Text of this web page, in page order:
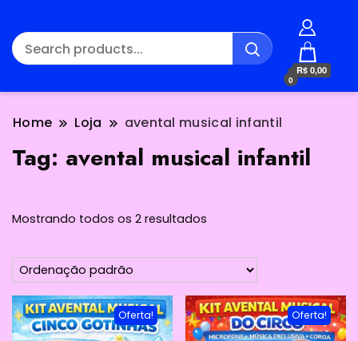
0
R$ 0,00
Home Loja avental musical infantil
Tag: avental musical infantil
Mostrando todos os 2 resultados
Oferta! Oferta!